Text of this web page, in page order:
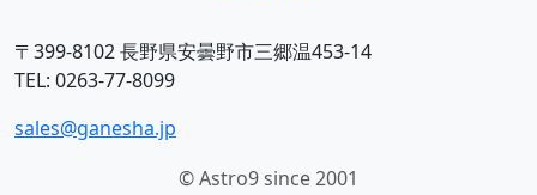
〒399-8102 長野県安曇野市三郷温453-14
TEL: 0263-77-8099
sales@ganesha.jp
© Astro9 since 2001